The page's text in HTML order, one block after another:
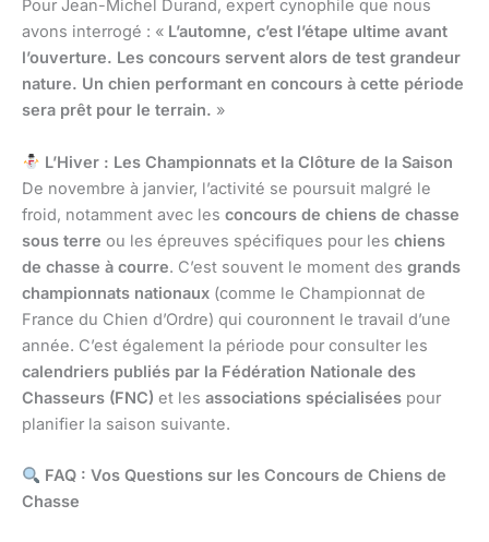
Pour Jean-Michel Durand, expert cynophile que nous
avons interrogé : « L’automne, c’est l’étape ultime avant
l’ouverture. Les concours servent alors de test grandeur
nature. Un chien performant en concours à cette période
sera prêt pour le terrain. »
L’Hiver : Les Championnats et la Clôture de la Saison
De novembre à janvier, l’activité se poursuit malgré le
froid, notamment avec les concours de chiens de chasse
sous terre ou les épreuves spécifiques pour les chiens
de chasse à courre. C’est souvent le moment des grands
championnats nationaux (comme le Championnat de
France du Chien d’Ordre) qui couronnent le travail d’une
année. C’est également la période pour consulter les
calendriers publiés par la Fédération Nationale des
Chasseurs (FNC) et les associations spécialisées pour
planifier la saison suivante.
FAQ : Vos Questions sur les Concours de Chiens de
Chasse